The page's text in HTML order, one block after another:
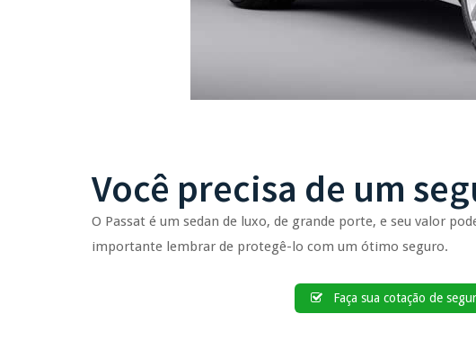
Você precisa de um
O Passat é um sedan de luxo, de grande porte, e seu valor
importante lembrar de protegê-lo com um ótimo seguro.
Faça sua cotação de